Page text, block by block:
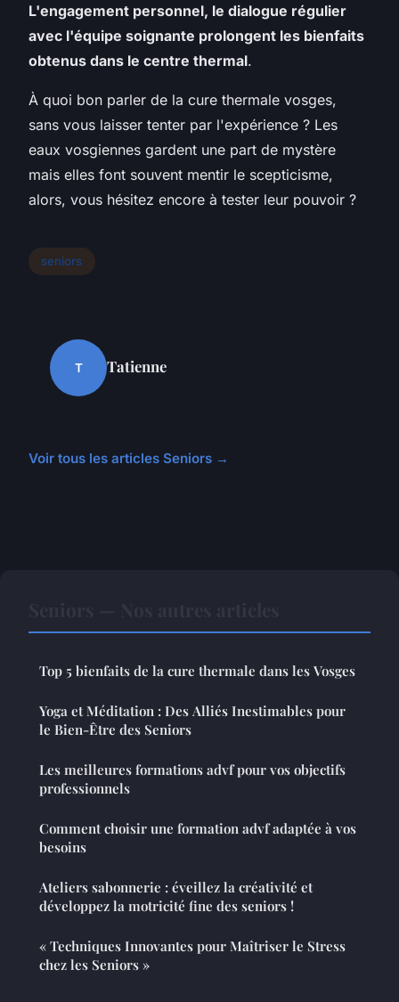
L'engagement personnel, le dialogue régulier
avec l'équipe soignante prolongent les bienfaits
obtenus dans le centre thermal.
À quoi bon parler de la cure thermale vosges,
sans vous laisser tenter par l'expérience ? Les
eaux vosgiennes gardent une part de mystère
mais elles font souvent mentir le scepticisme,
alors, vous hésitez encore à tester leur pouvoir ?
seniors
T Tatienne
Voir tous les articles Seniors →
Top 5 bienfaits de la cure thermale dans les Vosges
Yoga et Méditation : Des Alliés Inestimables pour
le Bien-Être des Seniors
Les meilleures formations advf pour vos objectifs
professionnels
Comment choisir une formation advf adaptée à vos
besoins
Ateliers sabonnerie : éveillez la créativité et
développez la motricité fine des seniors !
« Techniques Innovantes pour Maîtriser le Stress
chez les Seniors »